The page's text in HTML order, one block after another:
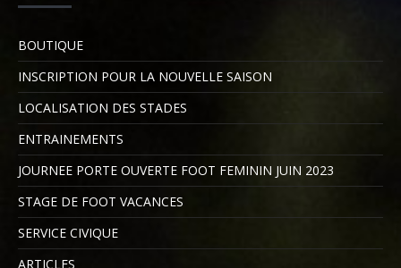
BOUTIQUE
INSCRIPTION POUR LA NOUVELLE SAISON
LOCALISATION DES STADES
ENTRAINEMENTS
JOURNEE PORTE OUVERTE FOOT FEMININ JUIN 2023
STAGE DE FOOT VACANCES
SERVICE CIVIQUE
ARTICLES